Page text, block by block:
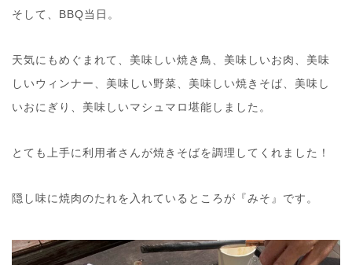
そして、BBQ当日。
天気にもめぐまれて、美味しい焼き鳥、美味しいお肉、美味
しいウィンナー、美味しい野菜、美味しい焼きそば、美味し
いおにぎり、美味しいマシュマロ堪能しました。
とても上手に利用者さんが焼きそばを調理してくれました！
隠し味に焼肉のたれを入れているところが『みそ』です。